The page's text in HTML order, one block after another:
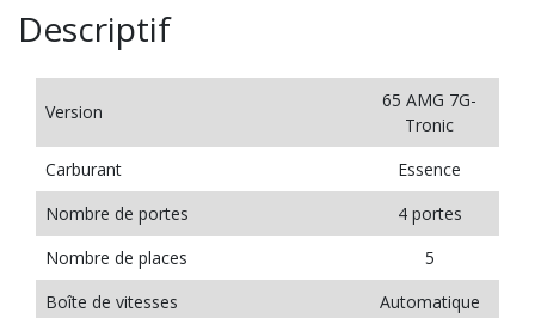
Descriptif
Version
65 AMG 7G-
Tronic
Carburant
Essence
Nombre de portes
4 portes
Nombre de places
5
Boîte de vitesses
Automatique